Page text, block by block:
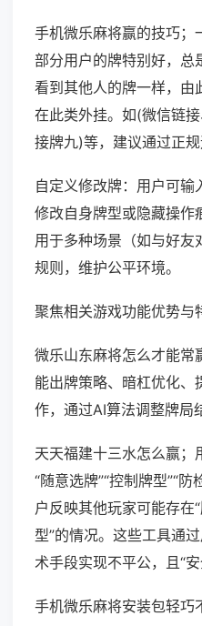
手机微乐麻将赢的技巧；
部分用户的牌特别好，总
看到其他人的牌一样，由
在此类外挂。如(微信链
接牌九)等，建议通过正规
自定义修改牌：用户可输
修改自身牌型或隐藏操作
用于多种场景（如与好友
规则，维护公平环境。
聚焦相关游戏功能优势与
微乐山东麻将怎么才能常
能出牌策略、暗杠优化、
作，通过AI算法调整牌局
天天福建十三水怎么赢；
“随意选牌”“控制牌型”“
户反映其他玩家可能存在
型”的情况。这些工具通
术手段实现不平公，且“安
手机微乐麻将安装包轻巧